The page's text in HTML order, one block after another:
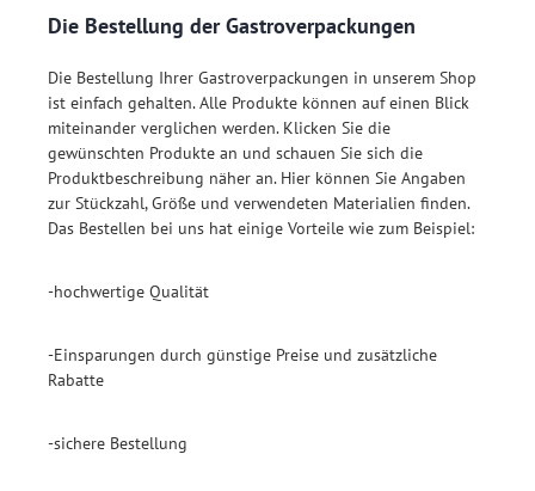
Die Bestellung der Gastroverpackungen
Die Bestellung Ihrer Gastroverpackungen in unserem Shop
ist einfach gehalten. Alle Produkte können auf einen Blick
miteinander verglichen werden. Klicken Sie die
gewünschten Produkte an und schauen Sie sich die
Produktbeschreibung näher an. Hier können Sie Angaben
zur Stückzahl, Größe und verwendeten Materialien finden.
Das Bestellen bei uns hat einige Vorteile wie zum Beispiel:
-hochwertige Qualität
-Einsparungen durch günstige Preise und zusätzliche
Rabatte
-sichere Bestellung